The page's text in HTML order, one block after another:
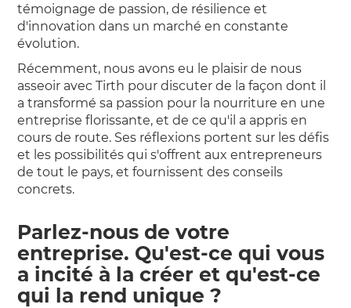
témoignage de passion, de résilience et
d'innovation dans un marché en constante
évolution.
Récemment, nous avons eu le plaisir de nous
asseoir avec Tirth pour discuter de la façon dont il
a transformé sa passion pour la nourriture en une
entreprise florissante, et de ce qu'il a appris en
cours de route. Ses réflexions portent sur les défis
et les possibilités qui s'offrent aux entrepreneurs
de tout le pays, et fournissent des conseils
concrets.
Parlez-nous de votre
entreprise. Qu'est-ce qui vous
a incité à la créer et qu'est-ce
qui la rend unique ?